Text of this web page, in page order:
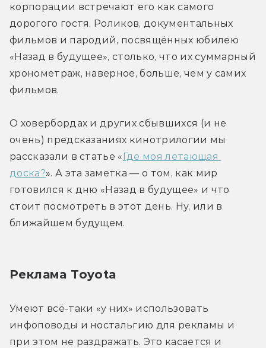
корпорации встречают его как самого
дорогого гостя. Роликов, документальных
фильмов и пародий, посвящённых юбилею
«Назад в будущее», столько, что их суммарный
хронометраж, наверное, больше, чем у самих
фильмов.
О ховербордах и других сбывшихся (и не
очень) предсказаниях кинотрилогии мы
рассказали в статье «Где моя летающая
доска?». А эта заметка — о том, как мир
готовился к дню «Назад в будущее» и что
стоит посмотреть в этот день. Ну, или в
ближайшем будущем.
Реклама Toyota
Умеют всё-таки «у них» использовать
инфоповоды и ностальгию для рекламы и
при этом не раздражать. Это касается и